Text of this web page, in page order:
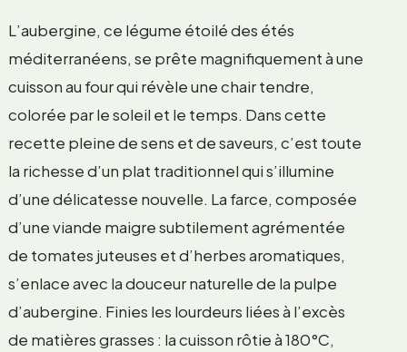
L’aubergine, ce légume étoilé des étés
méditerranéens, se prête magnifiquement à une
cuisson au four qui révèle une chair tendre,
colorée par le soleil et le temps. Dans cette
recette pleine de sens et de saveurs, c’est toute
la richesse d’un plat traditionnel qui s’illumine
d’une délicatesse nouvelle. La farce, composée
d’une viande maigre subtilement agrémentée
de tomates juteuses et d’herbes aromatiques,
s’enlace avec la douceur naturelle de la pulpe
d’aubergine. Finies les lourdeurs liées à l’excès
de matières grasses : la cuisson rôtie à 180°C,